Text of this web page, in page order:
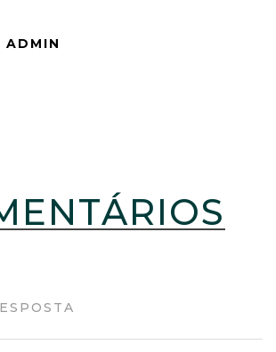
ADMIN